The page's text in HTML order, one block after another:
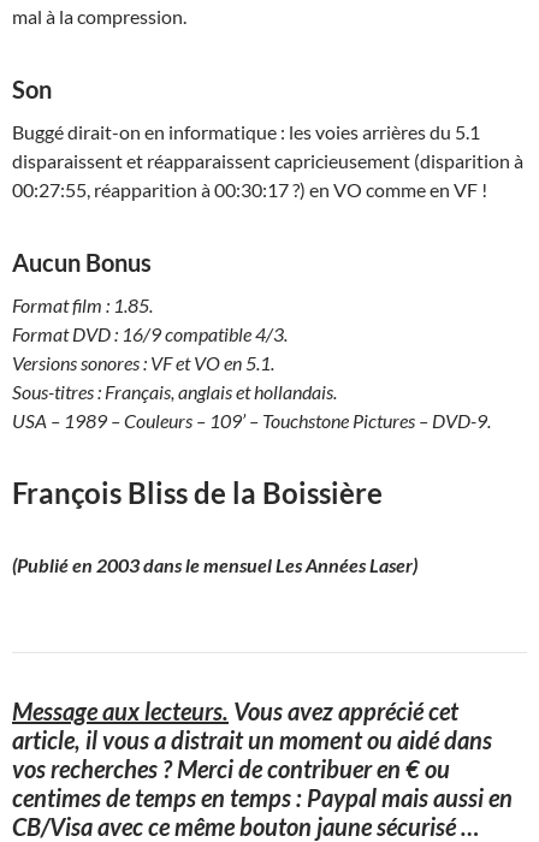
mal à la compression.
Son
Buggé dirait-on en informatique : les voies arrières du 5.1
disparaissent et réapparaissent capricieusement (disparition à
00:27:55, réapparition à 00:30:17 ?) en VO comme en VF !
Aucun Bonus
Format film : 1.85.
Format DVD : 16/9 compatible 4/3.
Versions sonores : VF et VO en 5.1.
Sous-titres : Français, anglais et hollandais.
USA – 1989 – Couleurs – 109’ – Touchstone Pictures – DVD-9.
François Bliss de la Boissière
(Publié en 2003 dans le mensuel Les Années Laser)
Message aux lecteurs. Vous avez apprécié cet
article, il vous a distrait un moment ou aidé dans
vos recherches ? Merci de contribuer en € ou
centimes de temps en temps : Paypal mais aussi en
CB/Visa avec ce même bouton jaune sécurisé…